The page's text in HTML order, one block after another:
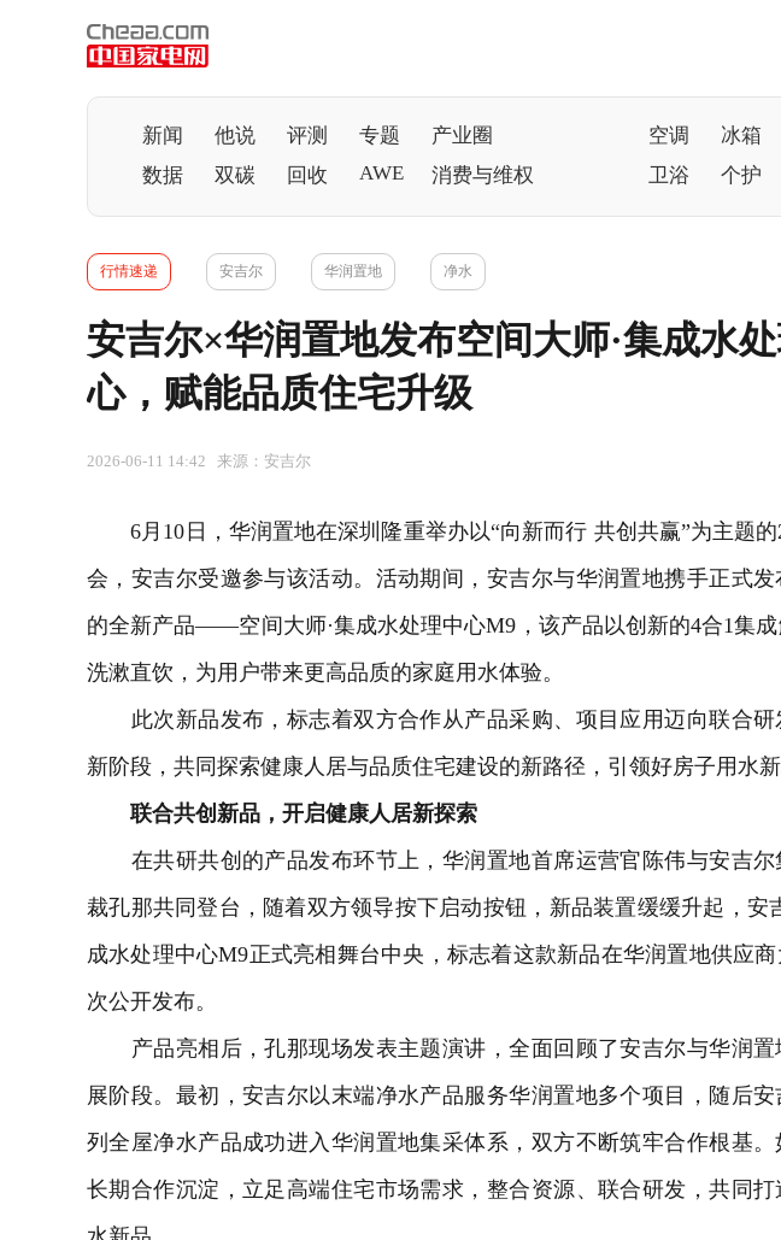
新闻 他说 评测 专题
产业圈
数据
双碳 回收 AWE 消费与维权
空调 冰箱
卫浴
个护
行情速递 安吉尔 华润置地 净水
安吉尔×华润置地发布空间大师·集成水
心，赋能品质住宅升级
2026-06-11 14:42 来源：安吉尔
6月10日，华润置地在深圳隆重举办以“向新而行 共创共赢”为主题的
会，安吉尔受邀参与该活动。活动期间，安吉尔与华润置地携手正式发
的全新产品——空间大师·集成水处理中心M9，该产品以创新的4合1集成
洗漱直饮，为用户带来更高品质的家庭用水体验。
此次新品发布，标志着双方合作从产品采购、项目应用迈向联合研
新阶段，共同探索健康人居与品质住宅建设的新路径，引领好房子用水新
联合共创新品，开启健康人居新探索
在共研共创的产品发布环节上，华润置地首席运营官陈伟与安吉尔
裁孔那共同登台，随着双方领导按下启动按钮，新品装置缓缓升起，安
成水处理中心M9正式亮相舞台中央，标志着这款新品在华润置地供应
次公开发布。
产品亮相后，孔那现场发表主题演讲，全面回顾了安吉尔与华润置
展阶段。最初，安吉尔以末端净水产品服务华润置地多个项目，随后
列全屋净水产品成功进入华润置地集采体系，双方不断筑牢合作根基
长期合作沉淀，立足高端住宅市场需求，整合资源、联合研发，共同